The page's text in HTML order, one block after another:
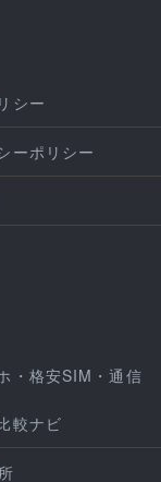
シー
ーポリシー
・格安SIM・通信
較ナビ